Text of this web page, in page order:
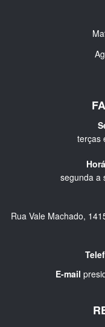
terças
segunda a
Rua Vale Machado,
E-mail